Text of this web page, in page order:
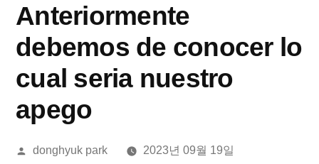
Anteriormente
debemos de conocer lo
cual seri­a nuestro
apego
올
donghyuk park 2023년 09월 19일